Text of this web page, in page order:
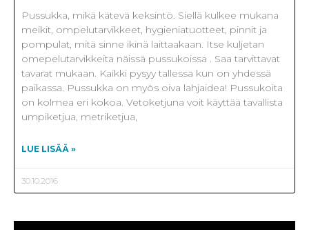
Pussukka, mikä kätevä keksintö. Siellä kulkee mukana
meikit, ompelutarvikkeet, hygieniatuotteet, pinnit ja
pompulat, mitä sinne ikinä laittaakaan. Itse kuljetan
omepelutarvikkeita näissä pussukoissa . Saa tarvittavat
tavarat mukaan. Kaikki pysyy tallessa kun on yhdessä
paikassa. Pussukka on myös oiva lahjaidea! Pussukoita
on kolmea eri kokoa. Vetoketjuna voit käyttää tavallista
umpiketjua, metriketjua,
LUE LISÄÄ »
30.10.2016